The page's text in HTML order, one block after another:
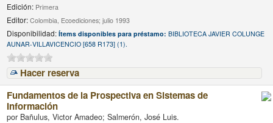
Edición: Primera
Editor:Colombia, Ecoediciones; julio 1993
Disponibilidad:Ítems disponibles para préstamo:BIBLIOTECA JAVIER COLUNGE
AUNAR-VILLAVICENCIO [658 R173] (1).
Hacer reserva
Fundamentos de la Prospectiva en Sistemas de
Información
por Bañulus, Victor Amadeo; Salmerón, José Luis.